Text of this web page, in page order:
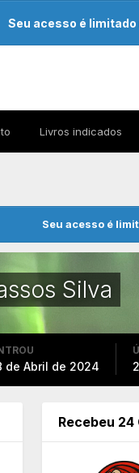
Seu acesso é
Livros indicados
Seu acesso é
Silva
de Abril de 2024
Recebeu